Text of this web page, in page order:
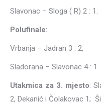
Slavonac – Sloga ( R) 2 : 1.
Polufinale:
Vrbanja – Jadran 3 : 2,
Sladorana – Slavonac 4 : 1.
Utakmica za 3. mjesto:
2, Dekanić i Čolakovac 1;